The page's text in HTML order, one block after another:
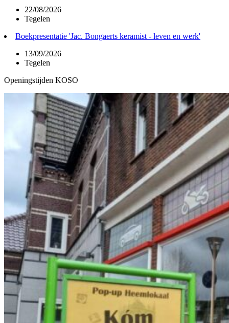
22/08/2026
Tegelen
Boekpresentatie 'Jac. Bongaerts keramist - leven en werk'
13/09/2026
Tegelen
Openingstijden KOSO